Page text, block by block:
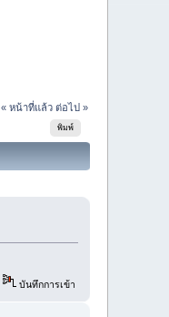
« หน้าที่แล้ว ต่อไป »
พิมพ์
บันทึกการเข้า